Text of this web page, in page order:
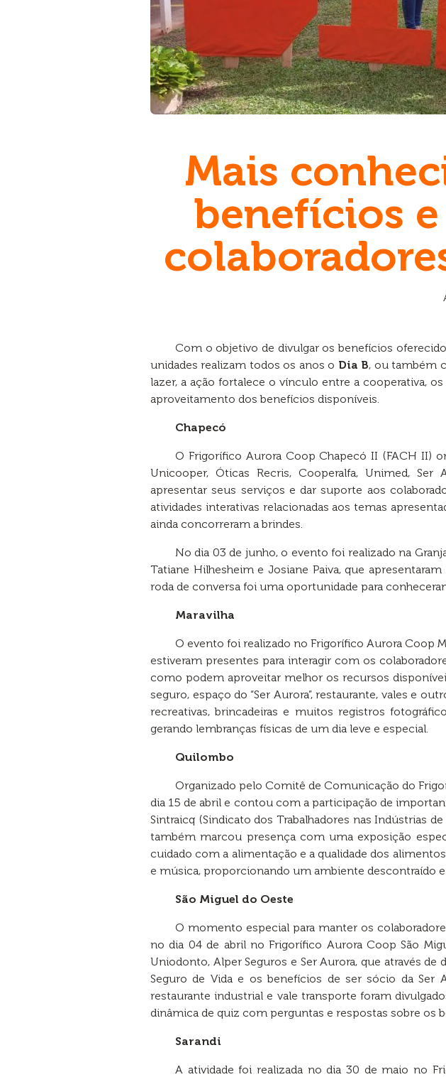
Mais
benefícios
Com o objetivo de divulgar os benefícios
unidades realizam todos os anos o Dia B, ou também
lazer, a ação fortalece o vínculo entre a cooperativa,
aproveitamento dos benefícios disponíveis.
Chapecó
O Frigorífico Aurora Coop Chapecó II (FACH II)
Unicooper, Óticas Recris, Cooperalfa, Unimed,
apresentar seus serviços e dar suporte aos
atividades interativas relacionadas aos temas
ainda concorreram a brindes.
No dia 03 de junho, o evento foi realizado na
Tatiane Hilhesheim e Josiane Paiva, que
roda de conversa foi uma oportunidade para
Maravilha
O evento foi realizado no Frigorífico Aurora Coop
estiveram presentes para interagir com os
como podem aproveitar melhor os recursos
seguro, espaço do “Ser Aurora”, restaurante, vales e
recreativas, brincadeiras e muitos registros
gerando lembranças físicas de um dia leve e especial.
Quilombo
Organizado pelo Comitê de Comunicação do
dia 15 de abril e contou com a participação de
Sintraicq (Sindicato dos Trabalhadores nas Indústrias
também marcou presença com uma exposição
cuidado com a alimentação e a qualidade dos
e música, proporcionando um ambiente descontraído
São Miguel do Oeste
O momento especial para manter os
no dia 04 de abril no Frigorífico Aurora Coop São
Uniodonto, Alper Seguros e Ser Aurora, que através
Seguro de Vida e os benefícios de ser sócio da Ser
restaurante industrial e vale transporte foram
dinâmica de quiz com perguntas e respostas sobre os
Sarandi
A atividade foi realizada no dia 30 de maio no